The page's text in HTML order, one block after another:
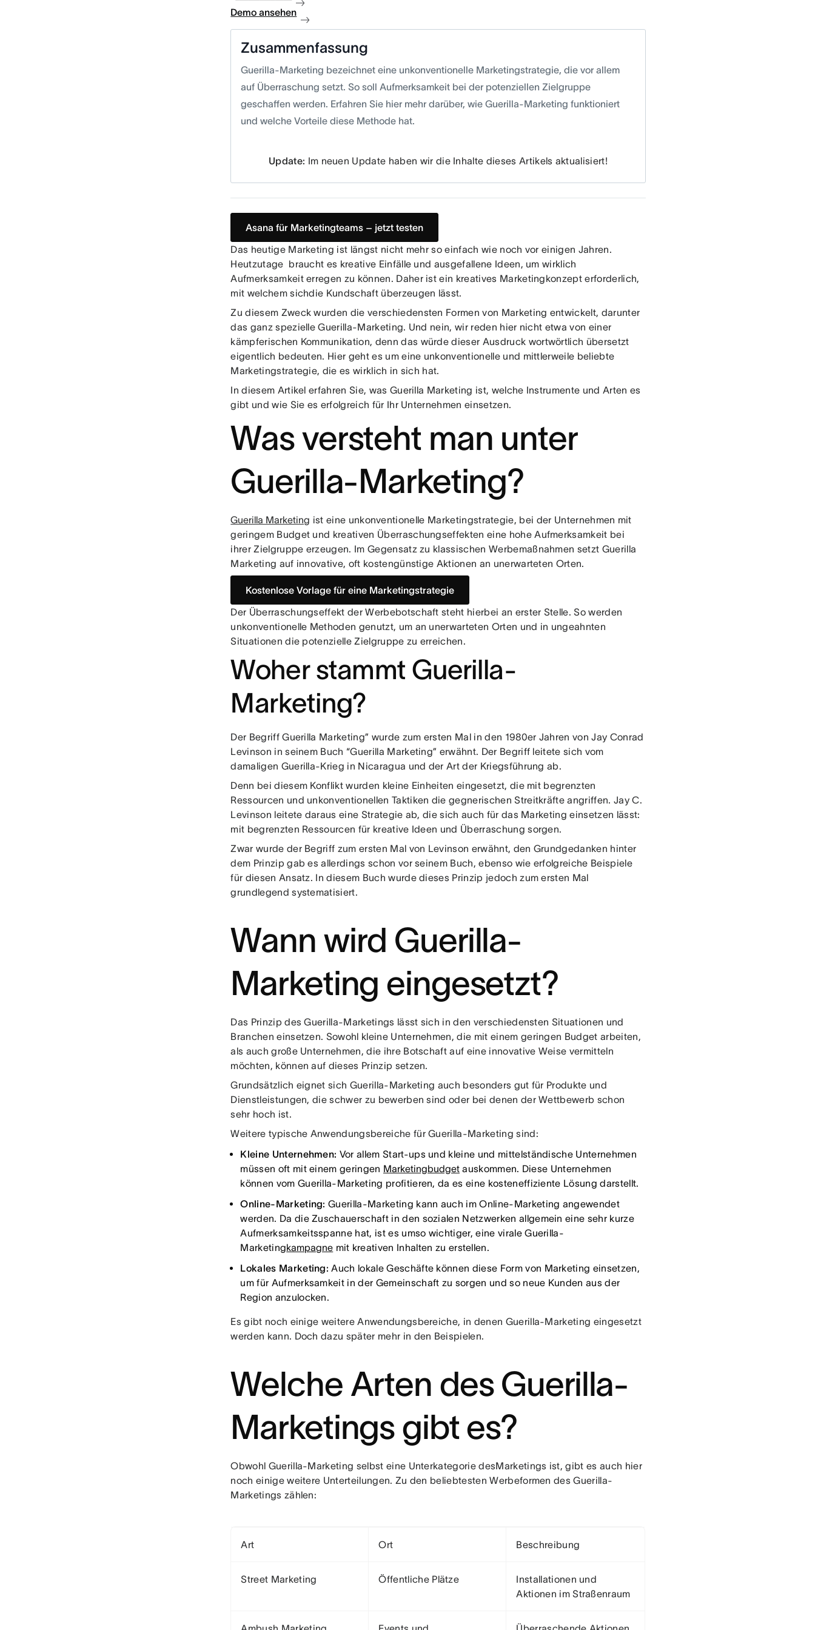
Demo ansehen
Zusammenfassung
Guerilla-Marketing bezeichnet eine unkonventionelle Marketingstrategie, die vor allem
auf Überraschung setzt. So soll Aufmerksamkeit bei der potenziellen Zielgruppe
geschaffen werden. Erfahren Sie hier mehr darüber, wie Guerilla-Marketing funktioniert
und welche Vorteile diese Methode hat.
Update: Im neuen Update haben wir die Inhalte dieses Artikels aktualisiert!
Asana für Marketingteams – jetzt testen
Das heutige Marketing ist längst nicht mehr so einfach wie noch vor einigen Jahren.
Heutzutage braucht es kreative Einfälle und ausgefallene Ideen, um wirklich
Aufmerksamkeit erregen zu können. Daher ist ein kreatives Marketingkonzept erforderlich,
mit welchem sichdie Kundschaft überzeugen lässt.
Zu diesem Zweck wurden die verschiedensten Formen von Marketing entwickelt, darunter
das ganz spezielle Guerilla-Marketing. Und nein, wir reden hier nicht etwa von einer
kämpferischen Kommunikation, denn das würde dieser Ausdruck wortwörtlich übersetzt
eigentlich bedeuten. Hier geht es um eine unkonventionelle und mittlerweile beliebte
Marketingstrategie, die es wirklich in sich hat.
In diesem Artikel erfahren Sie, was Guerilla Marketing ist, welche Instrumente und Arten es
gibt und wie Sie es erfolgreich für Ihr Unternehmen einsetzen.
Was versteht man unter
Guerilla-Marketing?
Guerilla Marketing ist eine unkonventionelle Marketingstrategie, bei der Unternehmen mit
geringem Budget und kreativen Überraschungseffekten eine hohe Aufmerksamkeit bei
ihrer Zielgruppe erzeugen. Im Gegensatz zu klassischen Werbemaßnahmen setzt Guerilla
Marketing auf innovative, oft kostengünstige Aktionen an unerwarteten Orten.
Kostenlose Vorlage für eine Marketingstrategie
Der Überraschungseffekt der Werbebotschaft steht hierbei an erster Stelle. So werden
unkonventionelle Methoden genutzt, um an unerwarteten Orten und in ungeahnten
Situationen die potenzielle Zielgruppe zu erreichen.
Woher stammt Guerilla-
Marketing?
Der Begriff Guerilla Marketing” wurde zum ersten Mal in den 1980er Jahren von Jay Conrad
Levinson in seinem Buch “Guerilla Marketing” erwähnt. Der Begriff leitete sich vom
damaligen Guerilla-Krieg in Nicaragua und der Art der Kriegsführung ab.
Denn bei diesem Konflikt wurden kleine Einheiten eingesetzt, die mit begrenzten
Ressourcen und unkonventionellen Taktiken die gegnerischen Streitkräfte angriffen. Jay C.
Levinson leitete daraus eine Strategie ab, die sich auch für das Marketing einsetzen lässt:
mit begrenzten Ressourcen für kreative Ideen und Überraschung sorgen.
Zwar wurde der Begriff zum ersten Mal von Levinson erwähnt, den Grundgedanken hinter
dem Prinzip gab es allerdings schon vor seinem Buch, ebenso wie erfolgreiche Beispiele
für diesen Ansatz. In diesem Buch wurde dieses Prinzip jedoch zum ersten Mal
grundlegend systematisiert.
Wann wird Guerilla-
Marketing eingesetzt?
Das Prinzip des Guerilla-Marketings lässt sich in den verschiedensten Situationen und
Branchen einsetzen. Sowohl kleine Unternehmen, die mit einem geringen Budget arbeiten,
als auch große Unternehmen, die ihre Botschaft auf eine innovative Weise vermitteln
möchten, können auf dieses Prinzip setzen.
Grundsätzlich eignet sich Guerilla-Marketing auch besonders gut für Produkte und
Dienstleistungen, die schwer zu bewerben sind oder bei denen der Wettbewerb schon
sehr hoch ist.
Weitere typische Anwendungsbereiche für Guerilla-Marketing sind:
Kleine Unternehmen: Vor allem Start-ups und kleine und mittelständische Unternehmen
müssen oft mit einem geringen Marketingbudgetauskommen. Diese Unternehmen
können vom Guerilla-Marketing profitieren, da es eine kosteneffiziente Lösung darstellt.
Online-Marketing: Guerilla-Marketing kann auch im Online-Marketing angewendet
werden. Da die Zuschauerschaft in den sozialen Netzwerken allgemein eine sehr kurze
Aufmerksamkeitsspanne hat, ist es umso wichtiger, eine virale Guerilla-
Marketingkampagne mit kreativen Inhalten zu erstellen.
Lokales Marketing: Auch lokale Geschäfte können diese Form von Marketing einsetzen,
um für Aufmerksamkeit in der Gemeinschaft zu sorgen und so neue Kunden aus der
Region anzulocken.
Es gibt noch einige weitere Anwendungsbereiche, in denen Guerilla-Marketing eingesetzt
werden kann. Doch dazu später mehr in den Beispielen.
Welche Arten des Guerilla-
Marketings gibt es?
Obwohl Guerilla-Marketing selbst eine Unterkategorie desMarketings ist, gibt es auch hier
noch einige weitere Unterteilungen. Zu den beliebtesten Werbeformen des Guerilla-
Marketings zählen:
Art Ort Beschreibung
Street Marketing Öffentliche Plätze
Installationen und
Aktionen im Straßenraum